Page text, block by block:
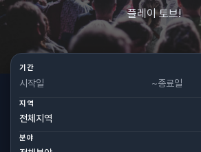
플레이 토브!
기간
~
지역
분야